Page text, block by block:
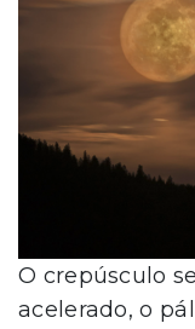
O crepúsculo
acelerado, o